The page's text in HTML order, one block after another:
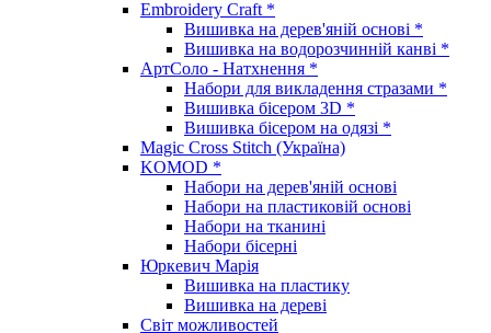
Embroidery Craft *
Вишивка на дерев'яній основі *
Вишивка на водорозчинній канві *
АртСоло - Натхнення *
Набори для викладення стразами *
Вишивка бісером 3D *
Вишивка бісером на одязі *
Magic Cross Stitch (Україна)
KOMOD *
Набори на дерев'яній основі
Набори на пластиковій основі
Набори на тканині
Набори бісерні
Юркевич Марія
Вишивка на пластику
Вишивка на дереві
Світ можливостей